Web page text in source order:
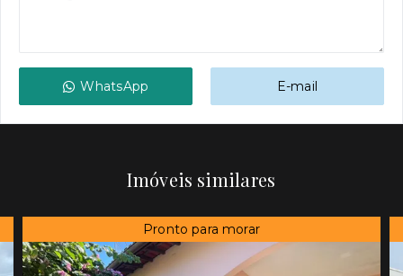
WhatsApp E-mail
Imóveis similares
Pronto para morar